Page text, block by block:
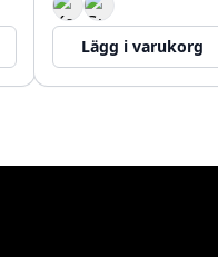
Lägg i varukorg